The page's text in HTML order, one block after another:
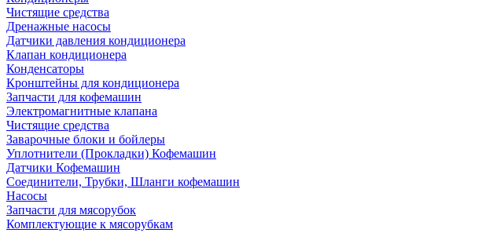
Чистящие средства
Дренажные насосы
Датчики давления кондиционера
Клапан кондиционера
Конденсаторы
Кронштейны для кондиционера
Запчасти для кофемашин
Электромагнитные клапана
Чистящие средства
Заварочные блоки и бойлеры
Уплотнители (Прокладки) Кофемашин
Датчики Кофемашин
Соединители, Трубки, Шланги кофемашин
Насосы
Запчасти для мясорубок
Комплектующие к мясорубкам